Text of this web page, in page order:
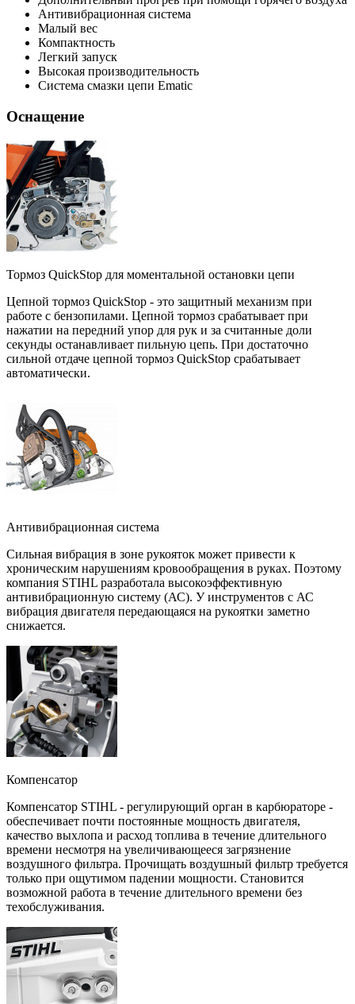
Антивибрационная система
Малый вес
Компактность
Легкий запуск
Высокая производительность
Система смазки цепи Ematic
Оснащение
Тормоз QuickStop для моментальной остановки цепи
Цепной тормоз QuickStop - это защитный механизм при
работе с бензопилами. Цепной тормоз срабатывает при
нажатии на передний упор для рук и за считанные доли
секунды останавливает пильную цепь. При достаточно
сильной отдаче цепной тормоз QuickStop срабатывает
автоматически.
Антивибрационная система
Сильная вибрация в зоне рукояток может привести к
хроническим нарушениям кровообращения в руках. Поэтому
компания STIHL разработала высокоэффективную
антивибрационную систему (АС). У инструментов с АС
вибрация двигателя передающаяся на рукоятки заметно
снижается.
Компенсатор
Компенсатор STIHL - регулирующий орган в карбюраторе -
обеспечивает почти постоянные мощность двигателя,
качество выхлопа и расход топлива в течение длительного
времени несмотря на увеличивающееся загрязнение
воздушного фильтра. Прочищать воздушный фильтр требуется
только при ощутимом падении мощности. Становится
возможной работа в течение длительного времени без
техобслуживания.